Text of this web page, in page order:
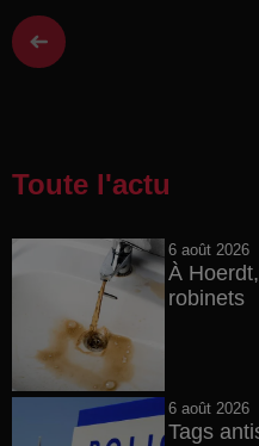
Toute l'actu
6 août 2026
À
robinets
6 août 2026
Tags